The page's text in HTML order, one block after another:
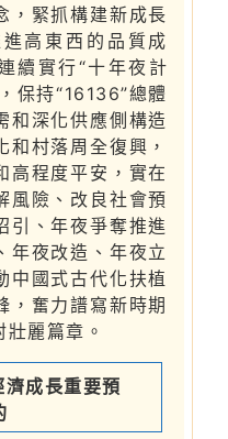
，緊抓構建新成長
高東西的品質成
續實行“十年夜計
保持“16136”總體
和深化供應側構造
村落周全復興，
高程度平安，實在
風險、改良社會預
引、年夜爭奪推進
年夜改造、年夜立
中國式古代化扶植
，奮力譜寫新時期
麗篇章。
成長重要預